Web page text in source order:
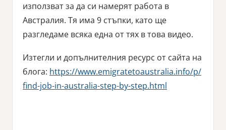
използват за да си намерят работа в
Австралия. Тя има 9 стъпки, като ще
разгледаме всяка една от тях в това видео.
Изтегли и допълнителния ресурс от сайта на
блога: https://www.emigratetoaustralia.info/p/
find-job-in-australia-step-by-step.html